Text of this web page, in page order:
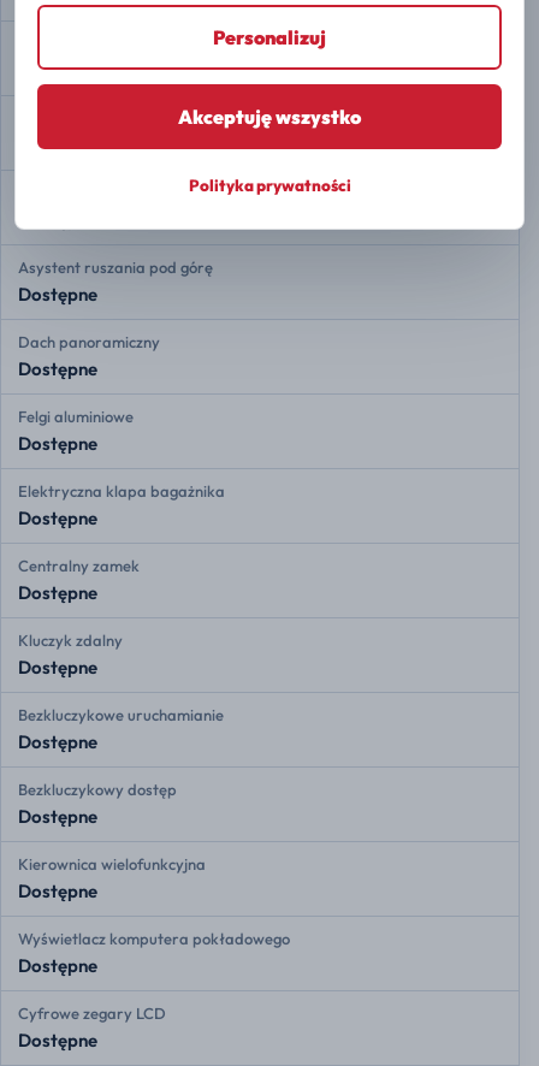
Asystent zjazdu ze wzniesienia
Dostępne
Automatyczne parkowanie
Dostępne
Asystent ruszania pod górę
Dostępne
Dach panoramiczny
Dostępne
Felgi aluminiowe
Dostępne
Elektryczna klapa bagażnika
Dostępne
Centralny zamek
Dostępne
Kluczyk zdalny
Dostępne
Bezkluczykowe uruchamianie
Dostępne
Bezkluczykowy dostęp
Dostępne
Kierownica wielofunkcyjna
Dostępne
Wyświetlacz komputera pokładowego
Dostępne
Cyfrowe zegary LCD
Dostępne
Personalizuj
Akceptuję wszystko
Polityka prywatności